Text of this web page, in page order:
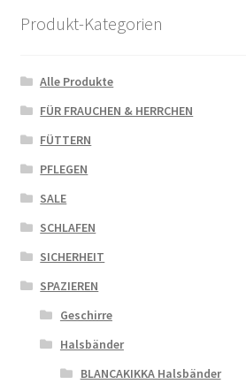
Produkt-Kategorien
Alle Produkte
FÜR FRAUCHEN & HERRCHEN
FÜTTERN
PFLEGEN
SALE
SCHLAFEN
SICHERHEIT
SPAZIEREN
Geschirre
Halsbänder
BLANCAKIKKA Halsbänder